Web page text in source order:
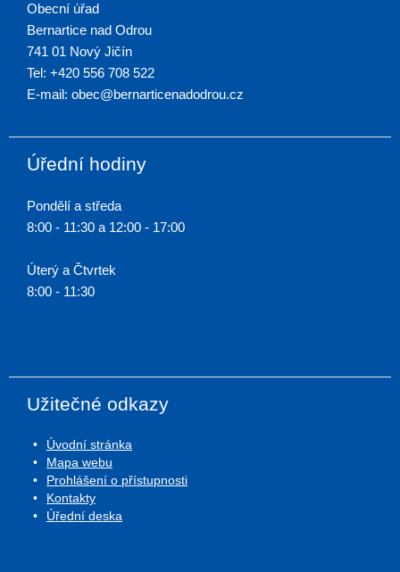
Obecní úřad
Bernartice nad Odrou
741 01 Nový Jičín
Tel: +420 556 708 522
E-mail: obec@bernarticenadodrou.cz
Úřední hodiny
Pondělí a středa
8:00 - 11:30 a 12:00 - 17:00
Úterý a Čtvrtek
8:00 - 11:30
Užitečné odkazy
Úvodní stránka
Mapa webu
Prohlášení o přístupnosti
Kontakty
Úřední deska